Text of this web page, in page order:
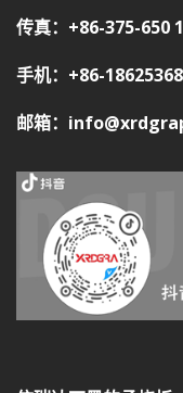
传真：+86-375-650
手机：+86-
邮箱：